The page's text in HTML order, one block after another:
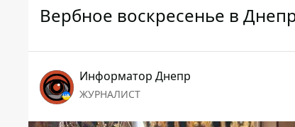
Вербное воскресенье в
Информатор Днепр
ЖУРНАЛИСТ